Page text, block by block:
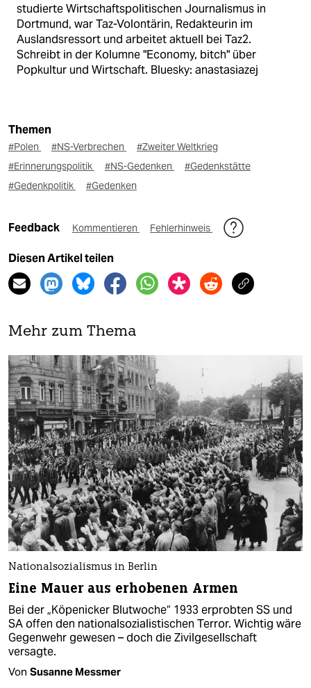
studierte Wirtschaftspolitischen Journalismus in
Dortmund, war Taz-Volontärin, Redakteurin im
Auslandsressort und arbeitet aktuell bei Taz2.
Schreibt in der Kolumne "Economy, bitch" über
Popkultur und Wirtschaft. Bluesky: anastasiazej
Themen
#Polen #NS-Verbrechen
#Zweiter Weltkrieg
#Erinnerungspolitik
#NS-Gedenken
#Gedenkstätte
#Gedenkpolitik
#Gedenken
Feedback Kommentieren Fehlerhinweis
Diesen Artikel teilen
Mehr zum Thema
Nationalsozialismus in Berlin
Eine Mauer aus erhobenen Armen
Bei der „Köpenicker Blutwoche“ 1933 erprobten SS und
SA offen den nationalsozialistischen Terror. Wichtig wäre
Gegenwehr gewesen – doch die Zivilgesellschaft
versagte.
Von Susanne Messmer